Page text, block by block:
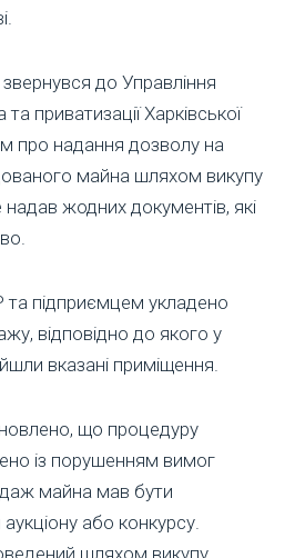
до Управління
приватизації Харківської
про надання дозволу на
майна шляхом викупу
жодних документів, які
підприємцем укладено
відповідно до якого у
вказані приміщення.
що процедуру
із порушенням вимог
майна мав бути
або конкурсу.